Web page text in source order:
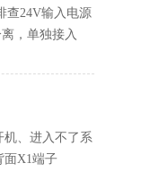
查24V输入电源
，单独接入
机、进入不了系
面‌X1端子‌